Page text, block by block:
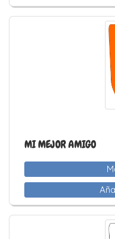
MI MEJOR AMIGO